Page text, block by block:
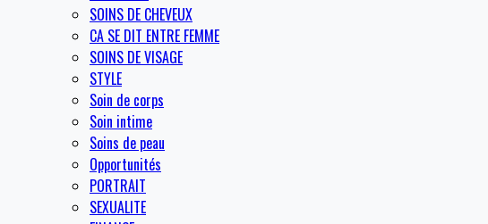
SOINS DE CHEVEUX
CA SE DIT ENTRE FEMME
SOINS DE VISAGE
STYLE
Soin de corps
Soin intime
Soins de peau
Opportunités
PORTRAIT
SEXUALITE